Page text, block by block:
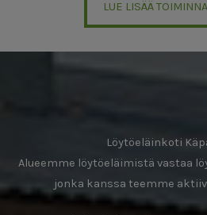
LUE LISÄÄ
Löytöeläinkoti
Alueemme löytöeläimistä vastaa
jonka kanssa teemme